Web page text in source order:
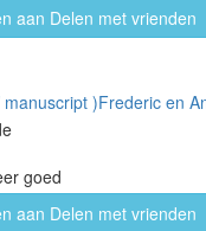
aan Delen met vrienden
manuscript )Frederic en
goed
aan Delen met vrienden